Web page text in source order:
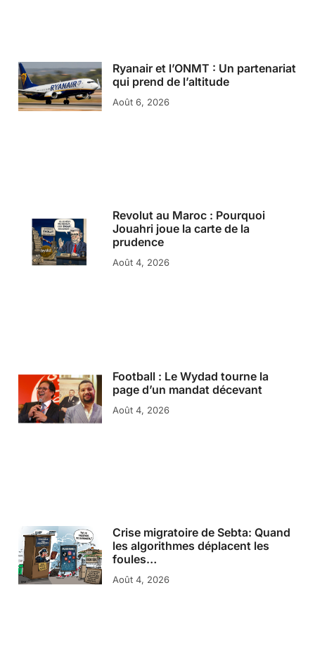
Ryanair et l’ONMT : Un partenariat
qui prend de l’altitude
Août 6, 2026
Revolut au Maroc : Pourquoi
Jouahri joue la carte de la
prudence
Août 4, 2026
Football : Le Wydad tourne la
page d’un mandat décevant
Août 4, 2026
Crise migratoire de Sebta: Quand
les algorithmes déplacent les
foules…
Août 4, 2026